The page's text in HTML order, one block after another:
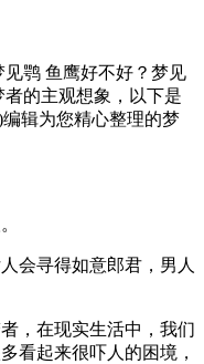
鹗 鱼鹰好不好？梦见
的主观想象，以下是
编辑为您精心整理的梦
寻得如意郎君，男人
，在现实生活中，我们
看起来很吓人的困境，